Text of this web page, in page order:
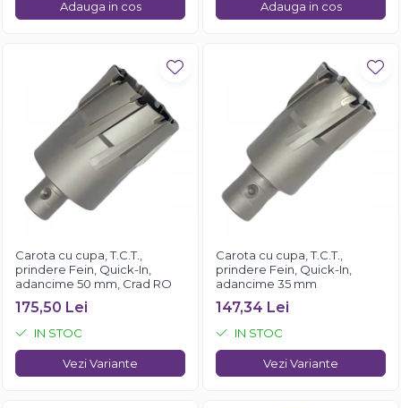
Adauga in cos Adauga in cos
Carota cu cupa, T.C.T.,
prindere Fein, Quick-In,
adancime 50 mm, Crad RO
175,50 Lei
IN STOC
Vezi Variante
Carota cu cupa, T.C.T.,
prindere Fein, Quick-In,
adancime 35 mm
147,34 Lei
IN STOC
Vezi Variante